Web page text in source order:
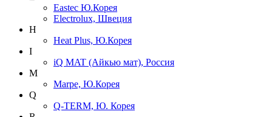
Eastec Ю.Корея
Electrolux, Швеция
H
Heat Plus, Ю.Корея
I
iQ MAT (Айкью мат), Россия
M
Marpe, Ю.Корея
Q
Q-TERM, Ю. Корея